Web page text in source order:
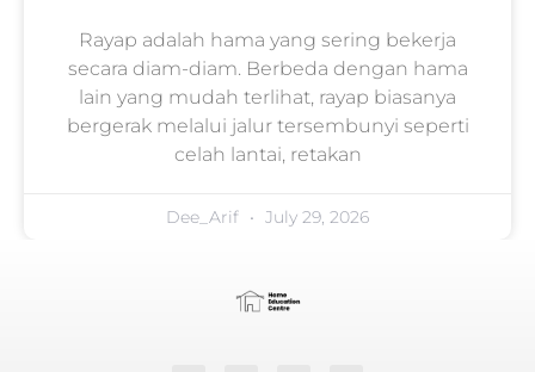
Rayap adalah hama yang sering bekerja
secara diam-diam. Berbeda dengan hama
lain yang mudah terlihat, rayap biasanya
bergerak melalui jalur tersembunyi seperti
celah lantai, retakan
Dee_Arif July 29, 2026